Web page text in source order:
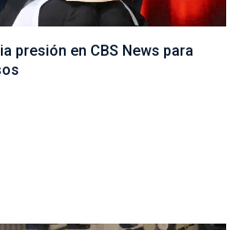
presión en CBS News para